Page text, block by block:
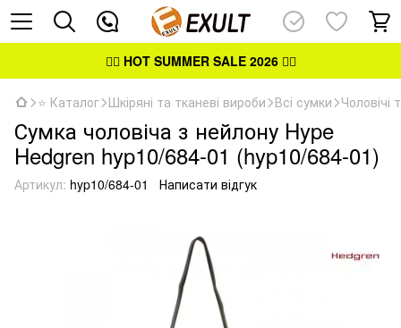
👉🏻 HOT SUMMER SALE 2026👈🏻
⭐ Каталог Шкіряні та тканеві вироби Всі сумки Чоловічі
Сумка чоловіча з нейлону Hype
Hedgren hyp10/684-01 (hyp10/684-01)
Артикул: hyp10/684-01 Написати відгук